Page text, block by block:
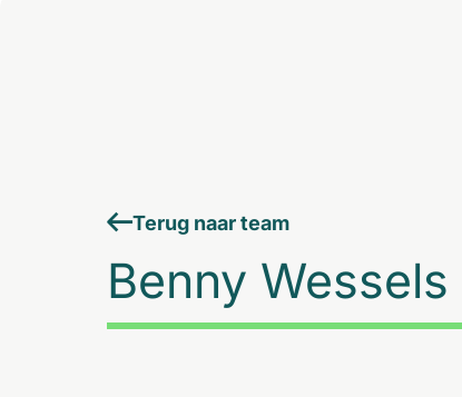
Terug naar team
Benny Wessels